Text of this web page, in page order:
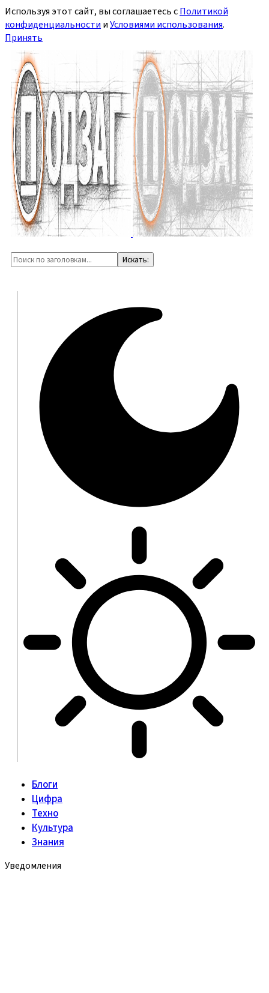
Используя этот сайт, вы соглашаетесь сПолитикой
конфиденциальности иУсловиями использования.
Принять
Блоги
Цифра
Техно
Культура
Знания
Уведомления